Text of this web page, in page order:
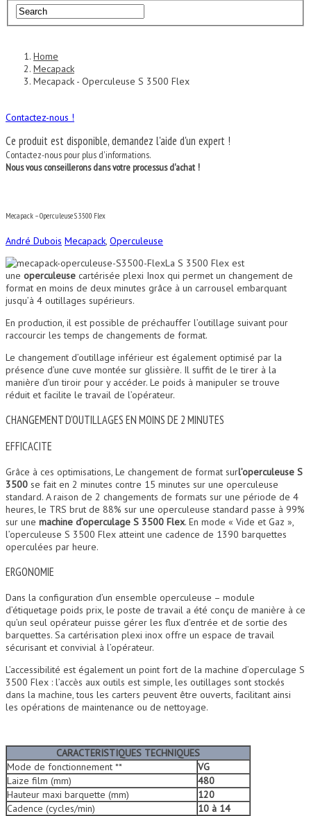
Home
Mecapack
Mecapack - Operculeuse S 3500 Flex
Contactez-nous !
Ce produit est disponible, demandez l'aide d'un expert !
Contactez-nous pour plus d'informations.
Nous vous conseillerons dans votre processus d'achat !
Mecapack – Operculeuse S 3500 Flex
André Dubois Mecapack, Operculeuse
La S 3500 Flex est
une operculeuse cartérisée plexi Inox qui permet un changement de
format en moins de deux minutes grâce à un carrousel embarquant
jusqu’à 4 outillages supérieurs.
En production, il est possible de préchauffer l’outillage suivant pour
raccourcir les temps de changements de format.
Le changement d’outillage inférieur est également optimisé par la
présence d’une cuve montée sur glissière. Il suffit de le tirer à la
manière d’un tiroir pour y accéder. Le poids à manipuler se trouve
réduit et facilite le travail de l’opérateur.
CHANGEMENT D’OUTILLAGES EN MOINS DE 2 MINUTES
EFFICACITE
Grâce à ces optimisations, Le changement de format surl’operculeuse S
3500 se fait en 2 minutes contre 15 minutes sur une operculeuse
standard. A raison de 2 changements de formats sur une période de 4
heures, le TRS brut de 88% sur une operculeuse standard passe à 99%
sur une machine d’operculage S 3500 Flex. En mode « Vide et Gaz »,
l’operculeuse S 3500 Flex atteint une cadence de 1390 barquettes
operculées par heure.
ERGONOMIE
Dans la configuration d’un ensemble operculeuse – module
d’étiquetage poids prix, le poste de travail a été conçu de manière à ce
qu’un seul opérateur puisse gérer les flux d’entrée et de sortie des
barquettes. Sa cartérisation plexi inox offre un espace de travail
sécurisant et convivial à l’opérateur.
L’accessibilité est également un point fort de la machine d’operculage S
3500 Flex : l’accès aux outils est simple, les outillages sont stockés
dans la machine, tous les carters peuvent être ouverts, facilitant ainsi
les opérations de maintenance ou de nettoyage.
CARACTERISTIQUES TECHNIQUES
Mode de fonctionnement **
VG
Laize film (mm)
480
Hauteur maxi barquette (mm)
120
Cadence (cycles/min)
10 à 14